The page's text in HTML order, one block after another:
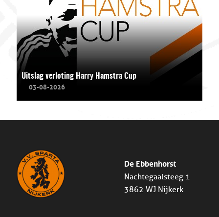
Uitslag verloting Harry Hamstra Cup
03-08-2026
De Ebbenhorst
Nachtegaalsteeg 1
3862 WJ Nijkerk